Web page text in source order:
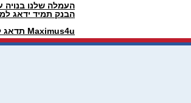
העמלה שלנו
הבנק תמיד ידאג
Maximus4u תדאג
לבדיקת מיחזור